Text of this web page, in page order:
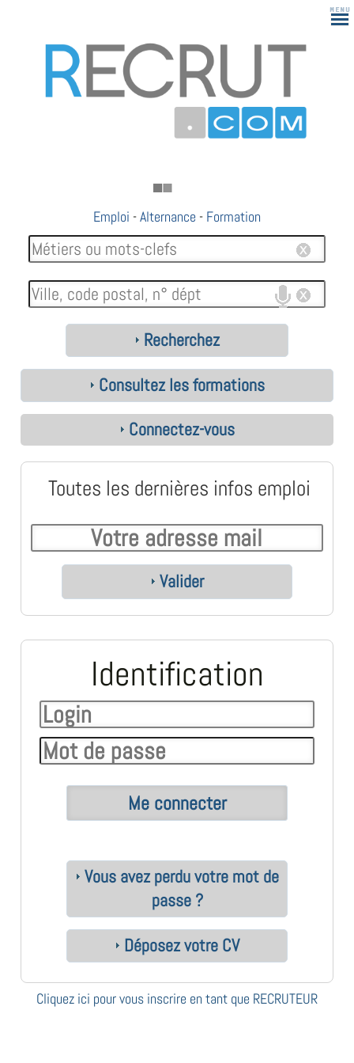
183
Emploi -Alternance - Formation
Recherchez
Consultez les formations
Connectez-vous
Toutes les dernières infos emploi
Valider
Identification
Vous avez perdu votre mot de
passe ?
Déposez votre CV
Cliquez ici pour vous inscrire en tant que RECRUTEUR